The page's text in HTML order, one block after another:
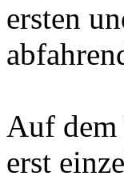
ersten
Auf dem
erst